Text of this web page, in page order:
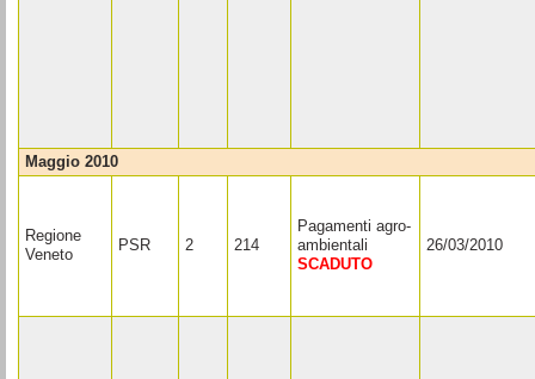
maggio 2010
Regione
Veneto
PSR 2 214
Pagamenti agro-
ambientali
SCADUTO
26/03/2010